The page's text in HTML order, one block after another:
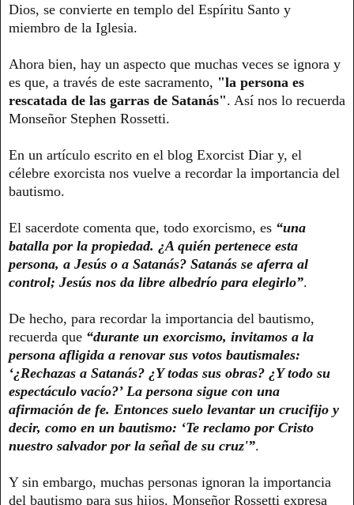
Dios, se convierte en templo del Espíritu Santo y
miembro de la Iglesia.
Ahora bien, hay un aspecto que muchas veces se ignora y
es que, a través de este sacramento, "la persona es
rescatada de las garras de Satanás". Así nos lo recuerda
Monseñor Stephen Rossetti.
En un artículo escrito en el blog Exorcist Diar y, el
célebre exorcista nos vuelve a recordar la importancia del
bautismo.
El sacerdote comenta que, todo exorcismo, es “una
batalla por la propiedad. ¿A quién pertenece esta
persona, a Jesús o a Satanás? Satanás se aferra al
control; Jesús nos da libre albedrío para elegirlo”.
De hecho, para recordar la importancia del bautismo,
recuerda que “durante un exorcismo, invitamos a la
persona afligida a renovar sus votos bautismales:
‘¿Rechazas a Satanás? ¿Y todas sus obras? ¿Y todo su
espectáculo vacío?’ La persona sigue con una
afirmación de fe. Entonces suelo levantar un crucifijo y
decir, como en un bautismo: ‘Te reclamo por Cristo
nuestro salvador por la señal de su cruz'”.
Y sin embargo, muchas personas ignoran la importancia
del bautismo para sus hijos. Monseñor Rossetti expresa